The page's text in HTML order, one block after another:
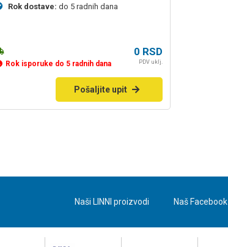
Rok dostave: do 5 radnih dana
Rok isporuke do 5 radnih dana
0 RSD
PDV uklj.
Pošaljite upit
Naši LINNI proizvodi Naš Facebook